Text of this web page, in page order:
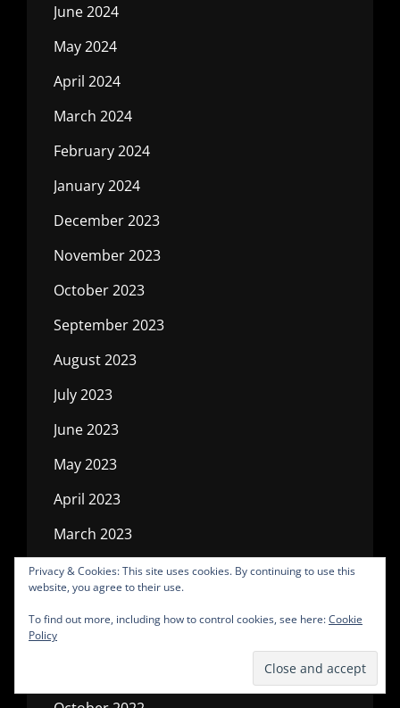
June 2024
May 2024
April 2024
March 2024
February 2024
January 2024
December 2023
November 2023
October 2023
September 2023
August 2023
July 2023
June 2023
May 2023
April 2023
March 2023
February 2023
December 2022
Privacy & Cookies: This site uses cookies. By continuing to use this
website, you agree to their use.
To find out more, including how to control cookies, see here:Cookie
Policy